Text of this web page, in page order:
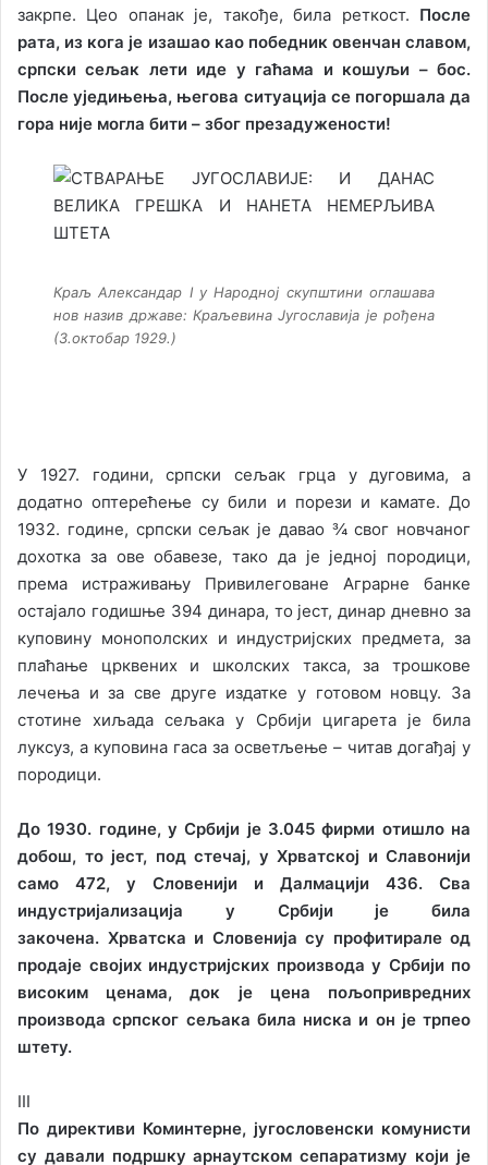
закрпе. Цео опанак је, такође, била реткост. После
рата, из кога је изашао као победник овенчан славом,
српски сељак лети иде у гаћама и кошуљи – бос.
После уједињења, његова ситуација се погоршала да
гора није могла бити – због презадужености!
Краљ Александар I у Народној скупштини оглашава
нов назив државе: Краљевина Југославија је рођена
(3.октобар 1929.)
У 1927. години, српски сељак грца у дуговима, а
додатно оптерећење су били и порези и камате. До
1932. године, српски сељак је давао ¾ свог новчаног
дохотка за ове обавезе, тако да је једној породици,
према истраживању Привилеговане Аграрне банке
остајало годишње 394 динара, то јест, динар дневно за
куповину монополских и индустријских предмета, за
плаћање црквених и школских такса, за трошкове
лечења и за све друге издатке у готовом новцу. За
стотине хиљада сељака у Србији цигарета је била
луксуз, а куповина гаса за осветљење – читав догађај у
породици.
До 1930. године, у Србији је 3.045 фирми отишло на
добош, то јест, под стечај, у Хрватској и Славонији
само 472, у Словенији и Далмацији 436. Сва
индустријализација у Србији је била
закочена. Хрватска и Словенија су профитирале од
продаје својих индустријских производа у Србији по
високим ценама, док је цена пољопривредних
производа српског сељака била ниска и он је трпео
штету.
III
По директиви Коминтерне, југословенски комунисти
су давали подршку арнаутском сепаратизму који је